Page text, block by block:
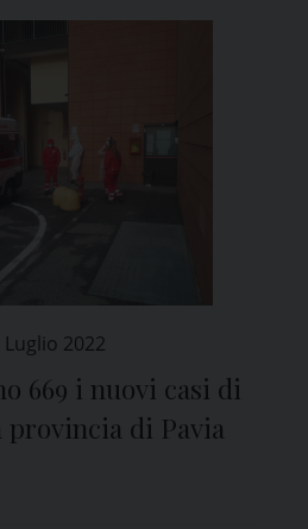
Luglio 2022
669 i nuovi casi di
di Pavia